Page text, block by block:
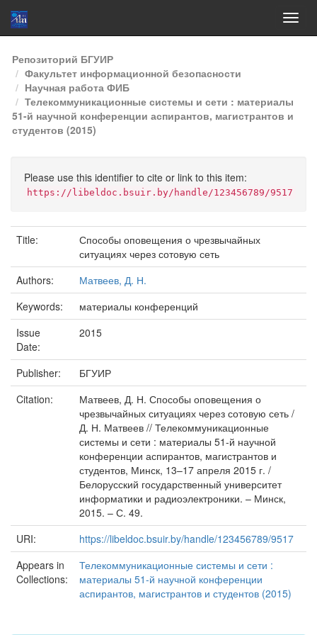
Skip
navigation
Репозиторий БГУИР
Факультет информационной безопасности
Научная работа ФИБ
Телекоммуникационные системы и сети : материалы
51-й научной конференции аспирантов, магистрантов и
студентов (2015)
Please use this identifier to cite or link to this item:
https://libeldoc.bsuir.by/handle/123456789/9517
Title:
Способы оповещения о чрезвычайных
ситуациях через сотовую сеть
Authors:
Матвеев, Д. Н.
Keywords:
материалы конференций
Issue
Date:
2015
Publisher:
БГУИР
Citation:
Матвеев, Д. Н. Способы оповещения о
чрезвычайных ситуациях через сотовую сеть /
Д. Н. Матвеев // Телекоммуникационные
системы и сети : материалы 51-й научной
конференции аспирантов, магистрантов и
студентов, Минск, 13–17 апреля 2015 г. /
Белорусский государственный университет
информатики и радиоэлектроники. – Минск,
2015. – С. 49.
URI:
https://libeldoc.bsuir.by/handle/123456789/9517
Appears in
Collections:
Телекоммуникационные системы и сети :
материалы 51-й научной конференции
аспирантов, магистрантов и студентов (2015)